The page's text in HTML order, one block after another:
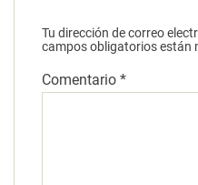
Tu dirección de correo
campos obligatorios están
Comentario *